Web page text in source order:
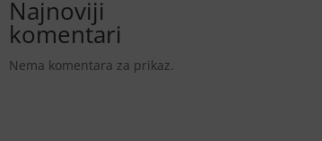
Najnoviji
komentari
Nema komentara za prikaz.